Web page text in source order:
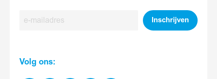
E-
Inschrijven
Volg ons: